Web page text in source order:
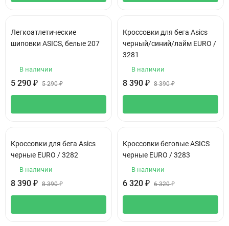
Легкоатлетические
шиповки АSIСS, белые 207
В наличии
5 290 ₽ 5 290₽
Кроссовки для бега Asics
черный/синий/лайм EURO /
3281
В наличии
8 390 ₽ 8 390₽
Кроссовки для бега Asics
черные EURO / 3282
В наличии
8 390 ₽ 8 390₽
Кроссовки беговые ASICS
черные EURO / 3283
В наличии
6 320 ₽ 6 320₽